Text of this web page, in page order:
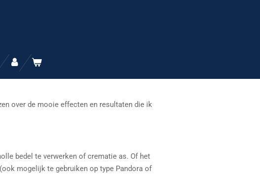
over de mooie effecten en resultaten die ik
bedel te verwerken of crematie as. Of het
mogelijk te gebruiken op type Pandora of